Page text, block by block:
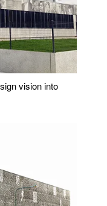
vision into